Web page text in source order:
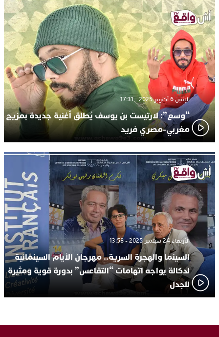
الإثنين 6 أكتوبر 2025 - 17:31
“وسع”: لارتيست بن يوسف يُطلق أغنية جديدة بمزيج
مغربي-مصري فريد
الأربعاء 24 سبتمبر 2025 - 13:58
السينما والهجرة السرية.. مهرجان الأيام السينمائية
لدكالة يواجه اتهامات “التقاعس” بدورة قوية ومثيرة
للجدل